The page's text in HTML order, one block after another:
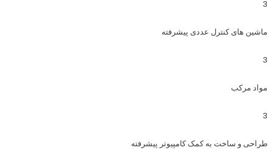
3
ماشین های کنترل عددی پیشرفته
3
مواد مرکب
3
طراحی و ساخت به کمک کامپیوتر پیشرفته